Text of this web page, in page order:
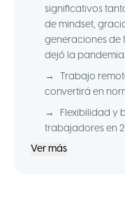
significativos
de mindset,
generaciones de
dejó la pandemia.
→
Trabajo
convertirá en
→
Flexibilidad y
trabajadores en
Ver más